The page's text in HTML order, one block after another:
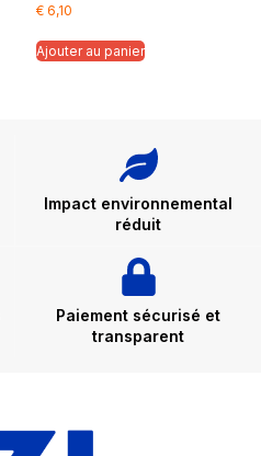
€6,10
Ajouter au panier
Impact environnemental
réduit
Paiement sécurisé et
transparent